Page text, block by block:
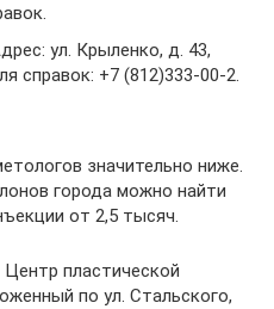
ул. Крыленко, д. 43,
справок: +7 (812)333-00-2.
значительно ниже.
города можно найти
от 2,5 тысяч.
пластической
по ул. Стальского,